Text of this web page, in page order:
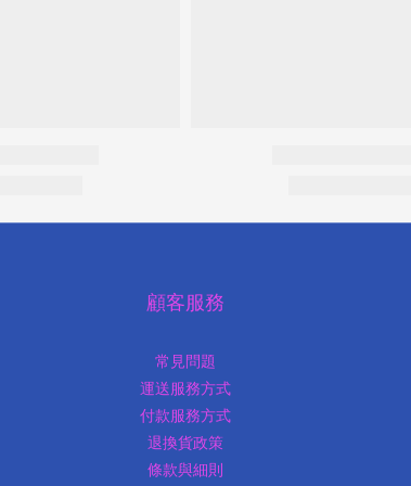
顧客服務
常見問題
運送服務方式
付款服務方式
退換貨政策
條款與細則